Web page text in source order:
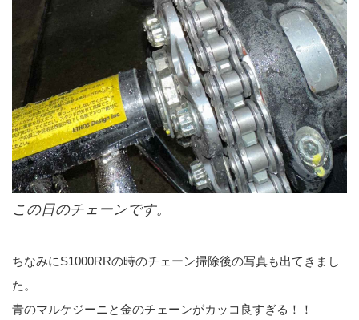
この日のチェーンです。
ちなみにS1000RRの時のチェーン掃除後の写真も出てきまし
た。
青のマルケジーニと金のチェーンがカッコ良すぎる！！